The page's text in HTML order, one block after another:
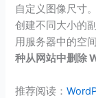
自定义图像尺寸
创建不同大小的
用服务器中的空
种从网站中删除
推荐阅读：